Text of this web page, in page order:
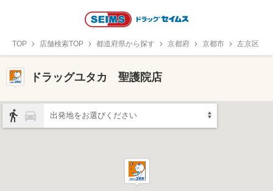
TOP 店舗検索TOP 都道府県から探す 京都府 京都市 左京区
ドラッグユタカ 聖護院店
出発地をお選びください